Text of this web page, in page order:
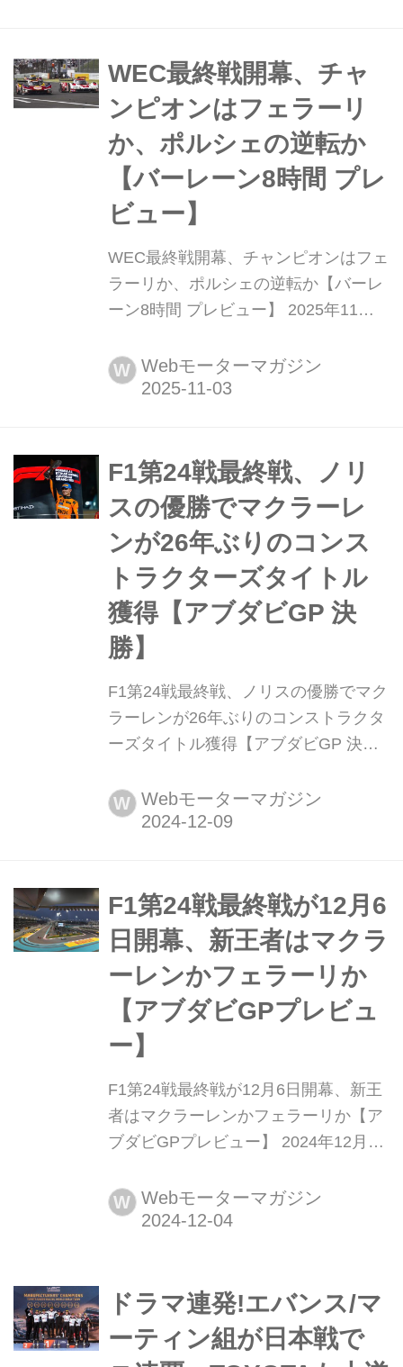
ク・コンウェイニック・デ・フリース
組の7号車トヨタGR010ハイブリッド
が優勝。2位にセバスチャン・ブエ...
WEC最終戦開幕、チャ
ンピオンはフェラーリ
か、ポルシェの逆転か
【バーレーン8時間 プレ
ビュー】
WEC最終戦開幕、チャンピオンはフェ
ラーリか、ポルシェの逆転か【バーレ
ーン8時間 プレビュー】 2025年11月6
第8戦「バーレーン8時間」がバーレー
ン・インターナショナル・サーキット
戦を迎えまる。WEC第8戦バーレーン
8時間の決勝レースは8日土曜日現地時
間14時...
W Webモーターマガジン
F1第24戦最終戦、ノリ
スの優勝でマクラーレ
ンが26年ぶりのコンス
トラクターズタイトル
獲得【アブダビGP 決
勝】
F1第24戦最終戦、ノリスの優勝でマク
ラーレンが26年ぶりのコンストラクタ
ーズタイトル獲得【アブダビGP 決
界選手権第24戦(最終戦)アブダビGP決
勝がアラブ首長国連邦アブダビのヤ
優勝。2位にはカルロス・サインツ、3
位にはシャルル・ルクレールとフェラ
ーリ勢が入ったものの、コンスト...
W Webモーターマガジン
F1第24戦最終戦が12月6
日開幕、新王者はマクラ
ーレンかフェラーリか
【アブダビGPプレビュ
ー】
F1第24戦最終戦が12月6日開幕、新王
者はマクラーレンかフェラーリか【ア
ブダビGPプレビュー】 2024年12月6
スマリーナ・サーキットで開幕する。
2月の開幕戦バーレーンGPから始まっ
ンピオンはすでにマックス・フェルス
タッペン(レッドブル)に確定している
が、マクラーレ...
W Webモーターマガジン
ドラマ連発!エバンス/マ
ーティン組が日本戦で